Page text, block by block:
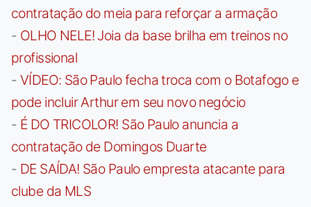
contratação do meia para reforçar a armação
- OLHO NELE! Joia da base brilha em treinos no
profissional
- VÍDEO: São Paulo fecha troca com o Botafogo e
pode incluir Arthur em seu novo negócio
- É DO TRICOLOR! São Paulo anuncia a
contratação de Domingos Duarte
- DE SAÍDA! São Paulo empresta atacante para
clube da MLS